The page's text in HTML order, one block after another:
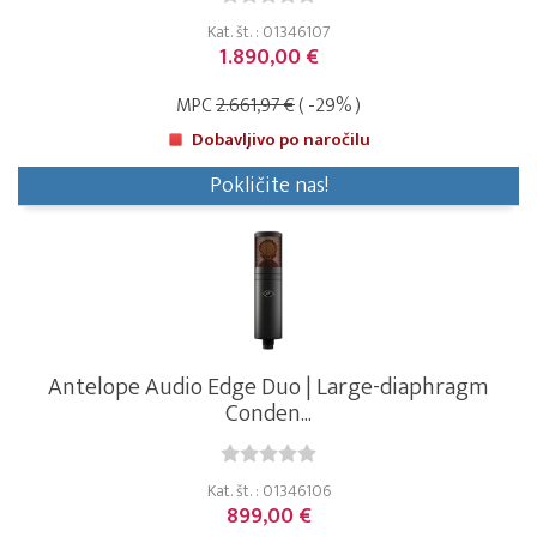
Kat. št. : 01346107
1.890,00 €
MPC2.661,97 €( -29% )
Dobavljivo po naročilu
Pokličite nas!
Antelope Audio Edge Duo | Large-diaphragm
Conden...
Kat. št. : 01346106
899,00 €